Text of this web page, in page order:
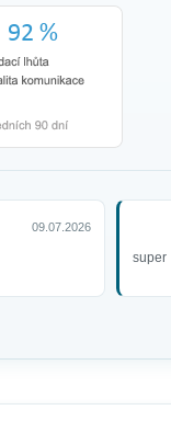
09.07.2026
super